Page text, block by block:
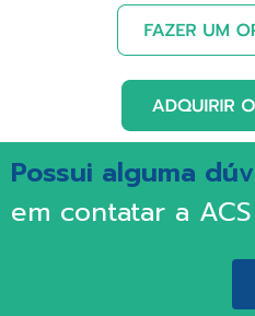
Possui alguma
em contatar a